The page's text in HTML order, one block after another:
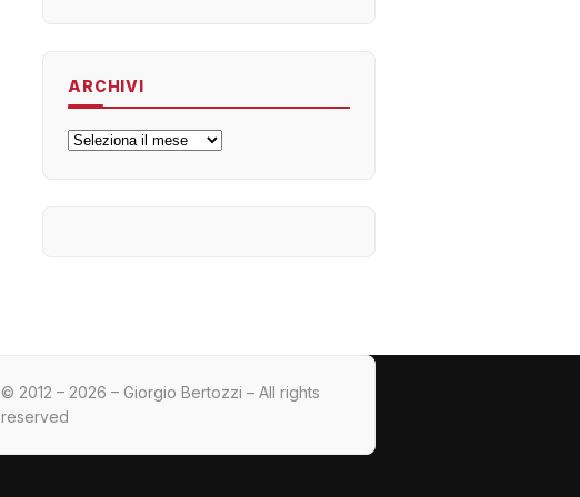
ARCHIVI
Archivi
© 2012 – 2026 – Giorgio Bertozzi – All rights
reserved